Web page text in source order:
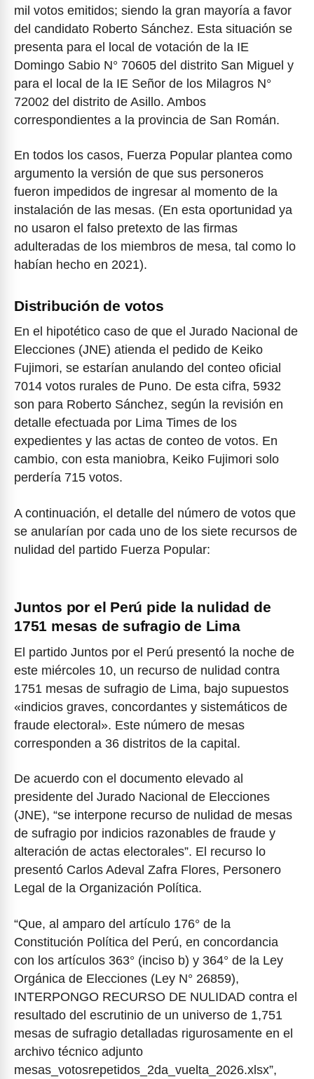
mil votos emitidos; siendo la gran mayoría a favor
del candidato Roberto Sánchez. Esta situación se
presenta para el local de votación de la IE
Domingo Sabio N° 70605 del distrito San Miguel y
para el local de la IE Señor de los Milagros N°
72002 del distrito de Asillo. Ambos
correspondientes a la provincia de San Román.
En todos los casos, Fuerza Popular plantea como
argumento la versión de que sus personeros
fueron impedidos de ingresar al momento de la
instalación de las mesas. (En esta oportunidad ya
no usaron el falso pretexto de las firmas
adulteradas de los miembros de mesa, tal como lo
habían hecho en 2021).
Distribución de votos
En el hipotético caso de que el Jurado Nacional de
Elecciones (JNE) atienda el pedido de Keiko
Fujimori, se estarían anulando del conteo oficial
7014 votos rurales de Puno. De esta cifra, 5932
son para Roberto Sánchez, según la revisión en
detalle efectuada por Lima Times de los
expedientes y las actas de conteo de votos. En
cambio, con esta maniobra, Keiko Fujimori solo
perdería 715 votos.
A continuación, el detalle del número de votos que
se anularían por cada uno de los siete recursos de
nulidad del partido Fuerza Popular:
Juntos por el Perú pide la nulidad de
1751 mesas de sufragio de Lima
El partido Juntos por el Perú presentó la noche de
este miércoles 10, un recurso de nulidad contra
1751 mesas de sufragio de Lima, bajo supuestos
«indicios graves, concordantes y sistemáticos de
fraude electoral». Este número de mesas
corresponden a 36 distritos de la capital.
De acuerdo con el documento elevado al
presidente del Jurado Nacional de Elecciones
(JNE), “se interpone recurso de nulidad de mesas
de sufragio por indicios razonables de fraude y
alteración de actas electorales”. El recurso lo
presentó Carlos Adeval Zafra Flores, Personero
Legal de la Organización Política.
“Que, al amparo del artículo 176° de la
Constitución Política del Perú, en concordancia
con los artículos 363° (inciso b) y 364° de la Ley
Orgánica de Elecciones (Ley N° 26859),
INTERPONGO RECURSO DE NULIDAD contra el
resultado del escrutinio de un universo de 1,751
mesas de sufragio detalladas rigurosamente en el
archivo técnico adjunto
mesas_votosrepetidos_2da_vuelta_2026.xlsx”,